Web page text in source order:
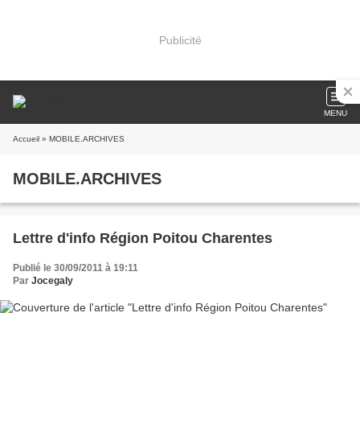
Publicité
MENU
Accueil » MOBILE.ARCHIVES
MOBILE.ARCHIVES
Lettre d'info Région Poitou Charentes
Publié le 30/09/2011 à 19:11
Par Jocegaly